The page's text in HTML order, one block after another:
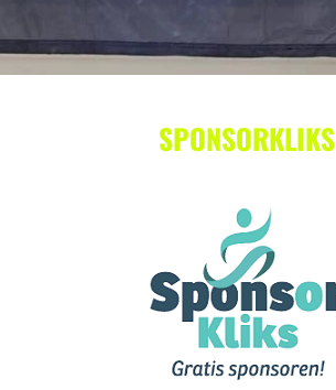
SPONSORKLIKS